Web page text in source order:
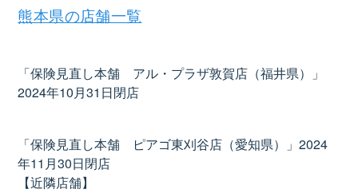
熊本県の店舗一覧
「保険見直し本舗 アル・プラザ敦賀店（福井県）」
2024年10月31日閉店
「保険見直し本舗 ピアゴ東刈谷店（愛知県）」2024
年11月30日閉店
【近隣店舗】